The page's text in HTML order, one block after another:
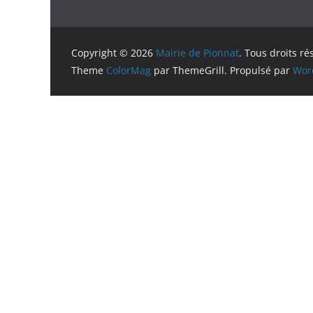
Copyright © 2026 Mairie de Pionnat. Tous droits
Theme ColorMag par ThemeGrill. Propulsé par